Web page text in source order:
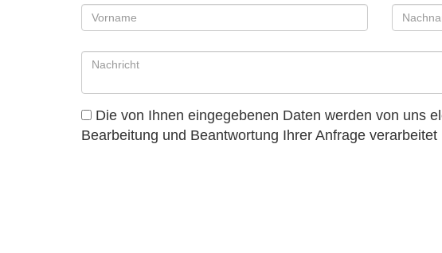
Die von Ihnen eingegebenen Daten werden von uns
Bearbeitung und Beantwortung Ihrer Anfrage verarbeitet